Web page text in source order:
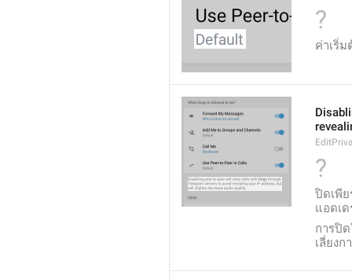
?
ค่าเริ่ม
?
ปิดเพี
แอดเ
การปิ
เลี่ยง